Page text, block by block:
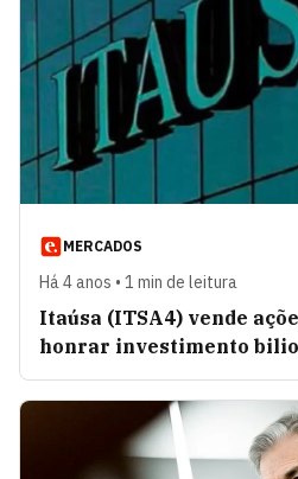
MERCADOS
Há 4 anos • 1 min de leitura
Itaúsa (ITSA4) vende
honrar investimento